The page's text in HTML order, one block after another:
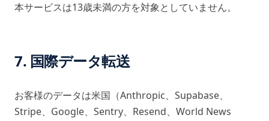
本サービスは13歳未満の方を対象としていません。
7. 国際データ転送
お客様のデータは米国（Anthropic、Supabase、
Stripe、Google、Sentry、Resend、World News